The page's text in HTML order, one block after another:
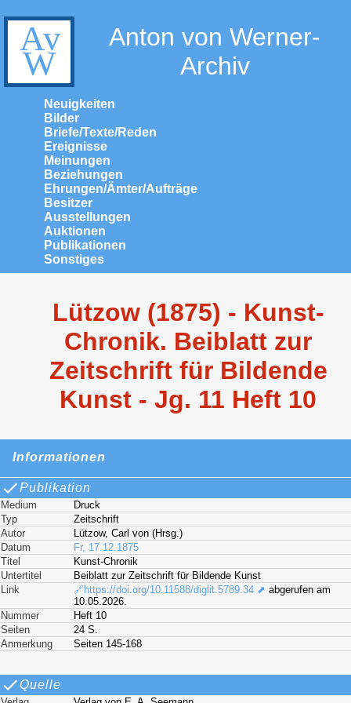
Anton von Werner-
Archiv
Neuigkeiten
Bilder
Briefe/Texte/Reden
Ereignisse
Meinungen
Beziehungen
Ehrungen/Ämter/Aufträge
Besitzer
Ausstellungen
Auktionen
Publikationen
Sonstiges
Lützow (1875) - Kunst-
Chronik. Beiblatt zur
Zeitschrift für Bildende
Kunst - Jg. 11 Heft 10
Informationen
Publikation
Medium
Druck
Typ
Zeitschrift
Autor
Lützow, Carl von (Hrsg.)
Datum
Fr, 17.12.1875
Titel
Kunst-Chronik
Untertitel
Beiblatt zur Zeitschrift für Bildende Kunst
Link
🔗https://doi.org/10.11588/diglit.5789.34 ⬈ abgerufen am
10.05.2026.
Nummer
Heft 10
Seiten
24 S.
Anmerkung
Seiten 145-168
Quelle